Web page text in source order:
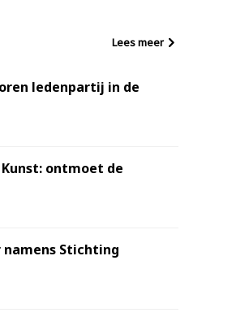
Lees meer
ledenpartij in de
ontmoet de
namens Stichting